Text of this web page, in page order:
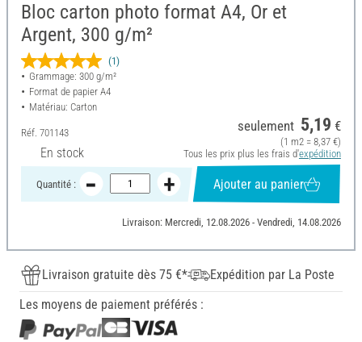
Bloc carton photo format A4, Or et
Argent, 300 g/m²
(1)
Grammage: 300 g/m²
Format de papier A4
Matériau: Carton
Réf. 701143
En stock
seulement 5,19 €
(1 m2 = 8,37 €)
Tous les prix plus les frais d'expédition
Quantité : Ajouter au panier
Livraison: Mercredi, 12.08.2026 - Vendredi, 14.08.2026
Livraison gratuite dès 75 €*
Expédition par La Poste
Les moyens de paiement préférés :